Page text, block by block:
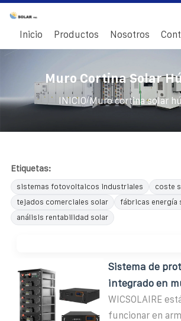
Inicio Productos Nosotros
Muro Cortina Solar
INICIO/Muro cortina solar
Etiquetas:
sistemas fotovoltaicos industriales
coste
tejados comerciales solar
fábricas energía
análisis rentabilidad solar
Sistema de
integrado en
WICSOLAIRE
funcionar en